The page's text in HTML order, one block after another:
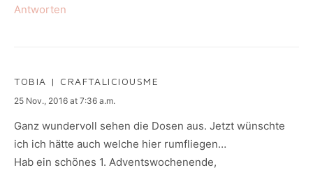
Antworten
TOBIA | CRAFTALICIOUSME
says:
25 Nov., 2016 at 7:36 a.m.
Ganz wundervoll sehen die Dosen aus. Jetzt wünschte
ich ich hätte auch welche hier rumfliegen…
Hab ein schönes 1. Adventswochenende,